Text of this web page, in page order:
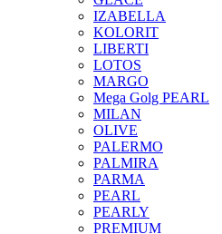
IZABELLA
KOLORIT
LIBERTI
LOTOS
MARGO
Mega Golg PEARL
MILAN
OLIVE
PALERMO
PALMIRA
PARMA
PEARL
PEARLY
PREMIUM